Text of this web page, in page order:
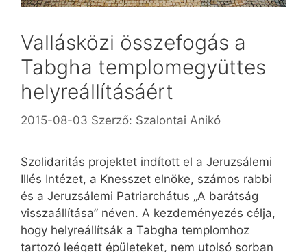
Vallásközi összefogás a
Tabgha templomegyüttes
helyreállításáért
2015-08-03 Szerző: Szalontai Anikó
Szolidaritás projektet indított el a Jeruzsálemi
Illés Intézet, a Knesszet elnöke, számos rabbi
és a Jeruzsálemi Patriarchátus „A barátság
visszaállítása” néven. A kezdeményezés célja,
hogy helyreállítsák a Tabgha templomhoz
tartozó leégett épületeket, nem utolsó sorban